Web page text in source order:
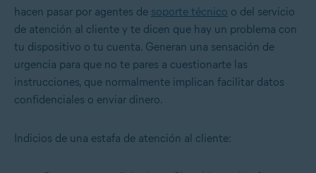
hacen pasar por agentes de soporte técnico o del servicio
de atención al cliente y te dicen que hay un problema con
tu dispositivo o tu cuenta. Generan una sensación de
urgencia para que no te pares a cuestionarte las
instrucciones, que normalmente implican facilitar datos
confidenciales o enviar dinero.
Indicios de una estafa de atención al cliente: